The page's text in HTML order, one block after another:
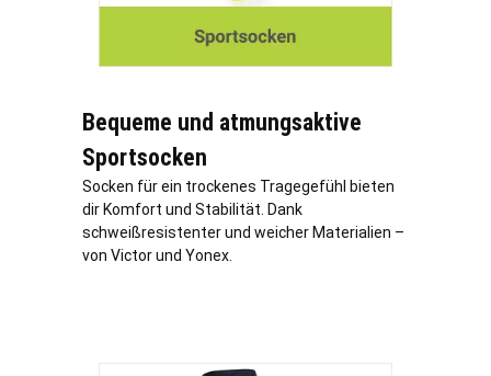
Bequeme und atmungsaktive
Sportsocken
Socken für ein trockenes Tragegefühl bieten
dir Komfort und Stabilität. Dank
schweißresistenter und weicher Materialien –
von Victor und Yonex.